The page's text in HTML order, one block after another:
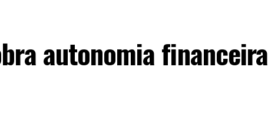
autonomia financeira